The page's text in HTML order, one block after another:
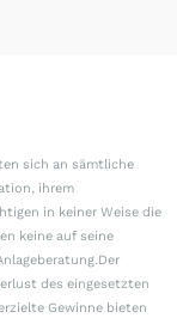
sich an sämtliche
ihrem
in keiner Weise die
keine auf seine
des eingesetzten
Gewinne bieten